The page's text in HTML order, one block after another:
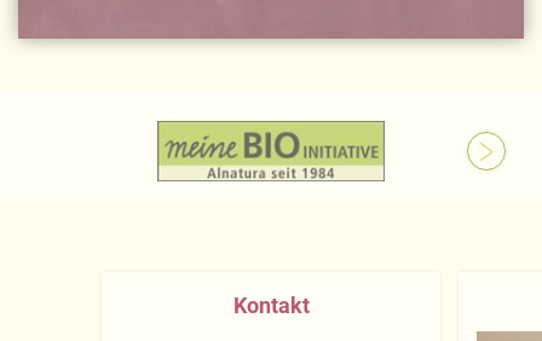
Kontakt